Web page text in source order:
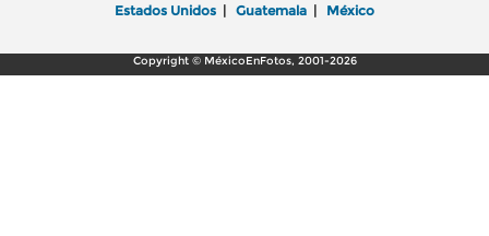
Estados Unidos | Guatemala | México
Copyright © MéxicoEnFotos, 2001-2026